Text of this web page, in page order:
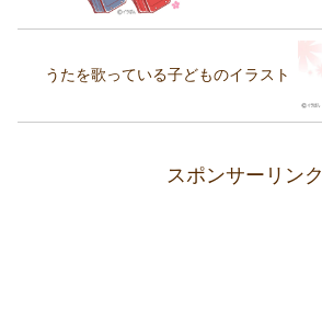
うたを歌っている子どものイラスト
スポンサーリンク